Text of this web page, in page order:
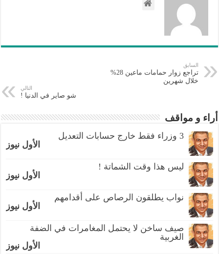
السابق
تراجع زوار حمامات ماعين 28%
خلال شهرين
التالي
شو صاير في الدنيا !
أراء و مواقف
3 وزراء فقط خارج حسابات التعديل
الأول نيوز
ليس هذا وقت الشماتة !
الأول نيوز
نواب يطلقون الرصاص على أقدامهم
الأول نيوز
صيف ساخن لا يحتمل المغامرات في الضفة
الغربية
الأول نيوز